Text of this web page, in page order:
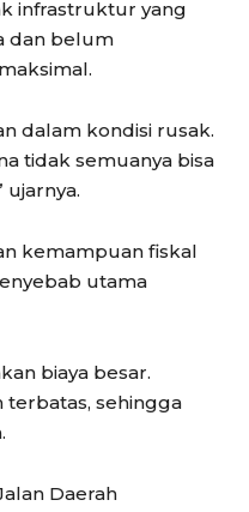
infrastruktur yang
dan belum
dalam kondisi rusak.
tidak semuanya bisa
ujarnya.
kemampuan fiskal
utama
biaya besar.
terbatas, sehingga
Daerah